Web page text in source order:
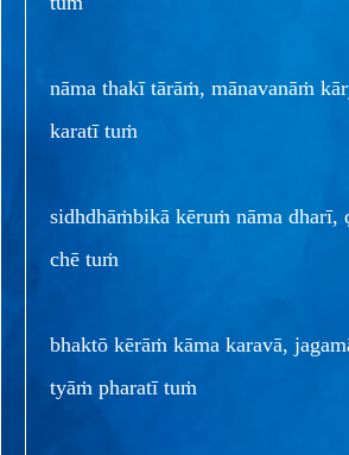
nāma thakī tārāṁ, mānavanāṁ
karatī tuṁ
sidhdhāṁbikā kēruṁ nāma dharī,
chē tuṁ
bhaktō kērāṁ kāma karavā,
tyāṁ pharatī tuṁ